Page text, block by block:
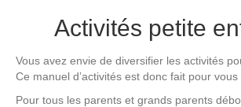
Activités petite
Vous avez envie de diversifier les activités
Ce manuel d’activités est donc fait pour vous
Pour tous les parents et grands parents